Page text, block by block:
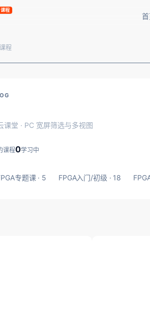
程
课程
课堂 · PC 宽屏筛选与多视图
课程0学习中
专题课 · 5 FPGA入门/初级 · 18